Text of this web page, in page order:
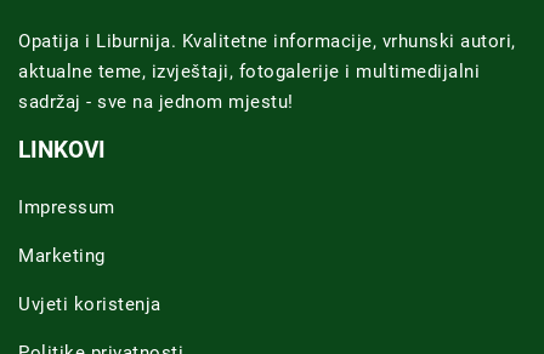
Opatija i Liburnija. Kvalitetne informacije, vrhunski autori,
aktualne teme, izvještaji, fotogalerije i multimedijalni
sadržaj - sve na jednom mjestu!
LINKOVI
Impressum
Marketing
Uvjeti koristenja